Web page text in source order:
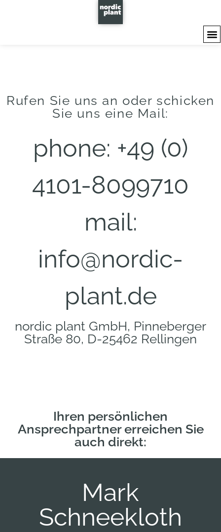
Rufen Sie uns an oder schicken
Sie uns eine Mail:
phone: +49 (0)
4101-8099710
mail:
info@nordic-
plant.de
nordic plant GmbH, Pinneberger
Straße 80, D-25462 Rellingen
Ihren persönlichen
Ansprechpartner erreichen Sie
auch direkt:
Mark
Schneekloth